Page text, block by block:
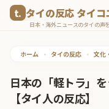
タイの反応 タイコ
日本・海外ニュースのタイの声
ホーム • タイの反応 • 文化
日本の「軽トラ」
【タイ人の反応】